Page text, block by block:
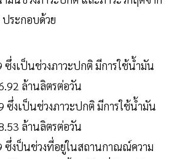
ประกอบด้วย
ซึ่งเป็นช่วงภาวะปกติ มีการใช้น้ำมัน
ล้านลิตรต่อวัน
ซึ่งเป็นช่วงภาวะปกติ มีการใช้น้ำมัน
ล้านลิตรต่อวัน
ซึ่งป็นช่วงที่อยู่ในสถานกาณณ์ความ